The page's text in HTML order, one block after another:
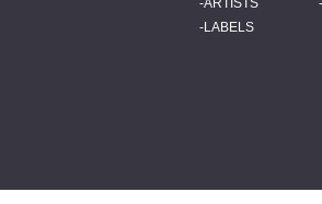
ARTISTS
LABELS